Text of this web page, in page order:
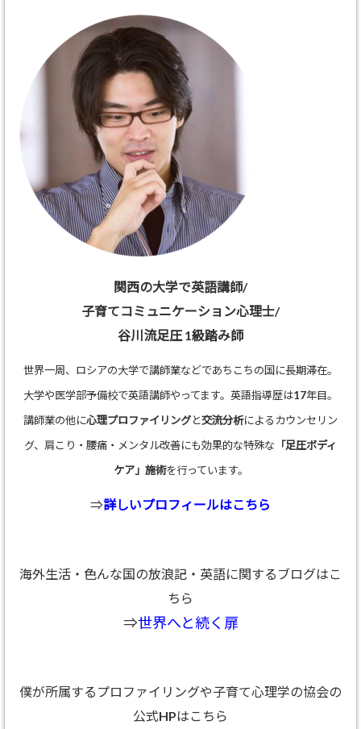
関西の大学で英語講師/
子育てコミュニケーション心理士/
谷川流足圧 1級踏み師
世界一周、ロシアの大学で講師業などであちこちの国に長期滞在。
大学や医学部予備校で英語講師やってます。英語指導歴は17年目。
講師業の他に心理プロファイリングと交流分析によるカウンセリン
グ、肩こり・腰痛・メンタル改善にも効果的な特殊な 「足圧ボディ
ケア」施術を行っています。
⇒詳しいプロフィールはこちら
海外生活・色んな国の放浪記・英語に関するブログはこ
ちら
⇒世界へと続く扉
僕が所属するプロファイリングや子育て心理学の協会の
公式HPはこちら